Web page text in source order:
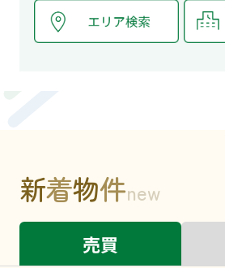
新着物件new
売買